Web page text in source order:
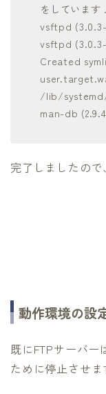
をしています
vsftpd (3.0.3-
vsftpd
Created
/lib/
man-db
完了しましたので
動作環境の設
既にFTPサーバー
ために停止させま